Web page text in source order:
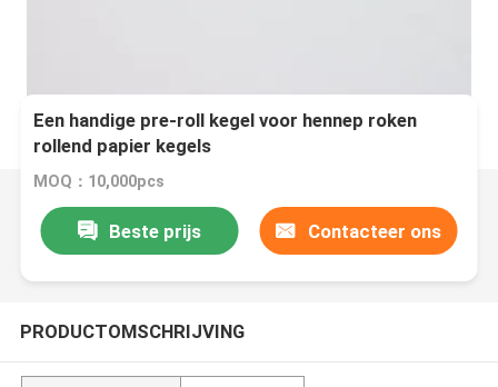
Een handige pre-roll kegel voor hennep roken
rollend papier kegels
MOQ：10,000pcs
Beste prijs Contacteer ons
PRODUCTOMSCHRIJVING